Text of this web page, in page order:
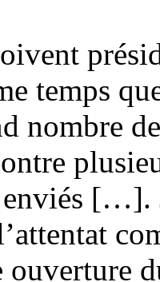
temps
nombre
enviés […].
ouverture